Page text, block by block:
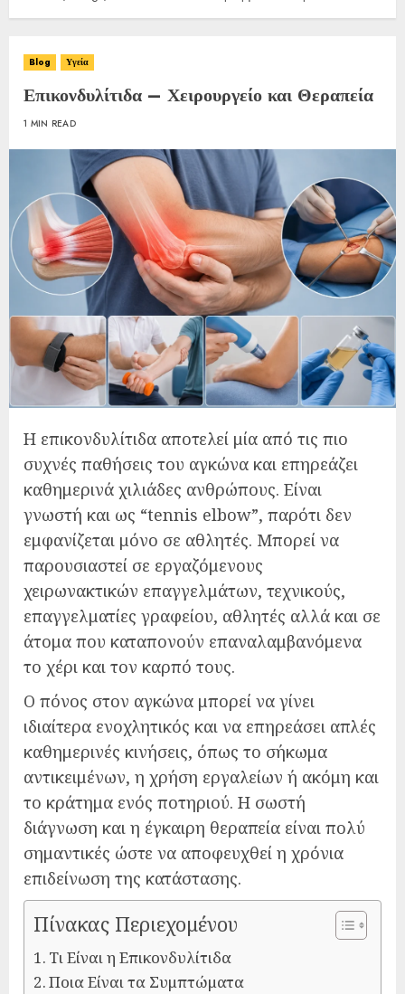
Blog Υγεία
Επικονδυλίτιδα – Χειρουργείο και Θεραπεία
1 MIN READ
Η επικονδυλίτιδα αποτελεί μία από τις πιο
συχνές παθήσεις του αγκώνα και επηρεάζει
καθημερινά χιλιάδες ανθρώπους. Είναι
γνωστή και ως “tennis elbow”, παρότι δεν
εμφανίζεται μόνο σε αθλητές. Μπορεί να
παρουσιαστεί σε εργαζόμενους
χειρωνακτικών επαγγελμάτων, τεχνικούς,
επαγγελματίες γραφείου, αθλητές αλλά και σε
άτομα που καταπονούν επαναλαμβανόμενα
το χέρι και τον καρπό τους.
Ο πόνος στον αγκώνα μπορεί να γίνει
ιδιαίτερα ενοχλητικός και να επηρεάσει απλές
καθημερινές κινήσεις, όπως το σήκωμα
αντικειμένων, η χρήση εργαλείων ή ακόμη και
το κράτημα ενός ποτηριού. Η σωστή
διάγνωση και η έγκαιρη θεραπεία είναι πολύ
σημαντικές ώστε να αποφευχθεί η χρόνια
επιδείνωση της κατάστασης.
Πίνακας Περιεχομένου
Τι Είναι η Επικονδυλίτιδα
Ποια Είναι τα Συμπτώματα